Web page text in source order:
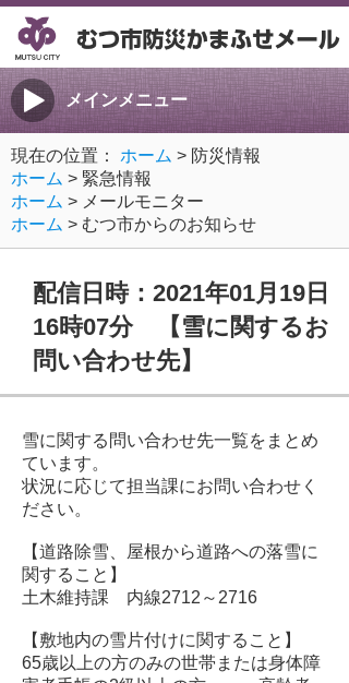
メインメニュー
現在の位置： ホーム > 防災情報
ホーム > 緊急情報
ホーム > メールモニター
ホーム > むつ市からのお知らせ
配信日時：2021年01月19日
16時07分 【雪に関するお
問い合わせ先】
雪に関する問い合わせ先一覧をまとめ
ています。
状況に応じて担当課にお問い合わせく
ださい。
【道路除雪、屋根から道路への落雪に
関すること】
土木維持課 内線2712～2716
【敷地内の雪片付けに関すること】
65歳以上の方のみの世帯または身体障